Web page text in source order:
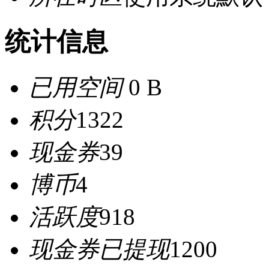
统计信息
已用空间0 B
积分1322
现金券39
博币4
活跃度918
现金券已提现1200